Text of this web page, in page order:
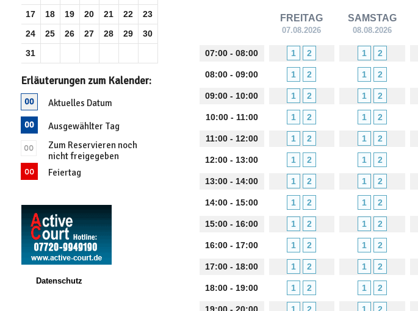
17
18 19 20 21 22
23
24
25 26 27 28 29
30
31
Erläuterungen zum Kalender:
Aktuelles Datum
Ausgewählter Tag
Zum Reservieren noch
nicht freigegeben
Feiertag
Datenschutz
FREITAG
07.08.2026
SAMSTAG
08.08.2026
07:00 - 08:00 1 2 1 2
08:00 - 09:00 1 2 1 2
09:00 - 10:00 1 2 1 2
10:00 - 11:00 1 2 1 2
11:00 - 12:00 1 2 1 2
12:00 - 13:00 1 2 1 2
13:00 - 14:00 1 2 1 2
14:00 - 15:00 1 2 1 2
15:00 - 16:00 1 2 1 2
16:00 - 17:00 1 2 1 2
17:00 - 18:00 1 2 1 2
18:00 - 19:00 1 2 1 2